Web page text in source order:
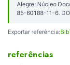
Alegre: Núcleo
85-60188-11-6.
Exportar referência:
referências